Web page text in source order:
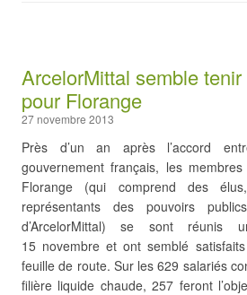
ArcelorMittal semble
pour Florange
27 novembre 2013
Près d’un an après l’accord
gouvernement français, les
Florange (qui comprend des
représentants des pouvoirs
d’ArcelorMittal) se sont réunis
15 novembre et ont semblé
feuille de route. Sur les 629 salariés
filière liquide chaude, 257 feront